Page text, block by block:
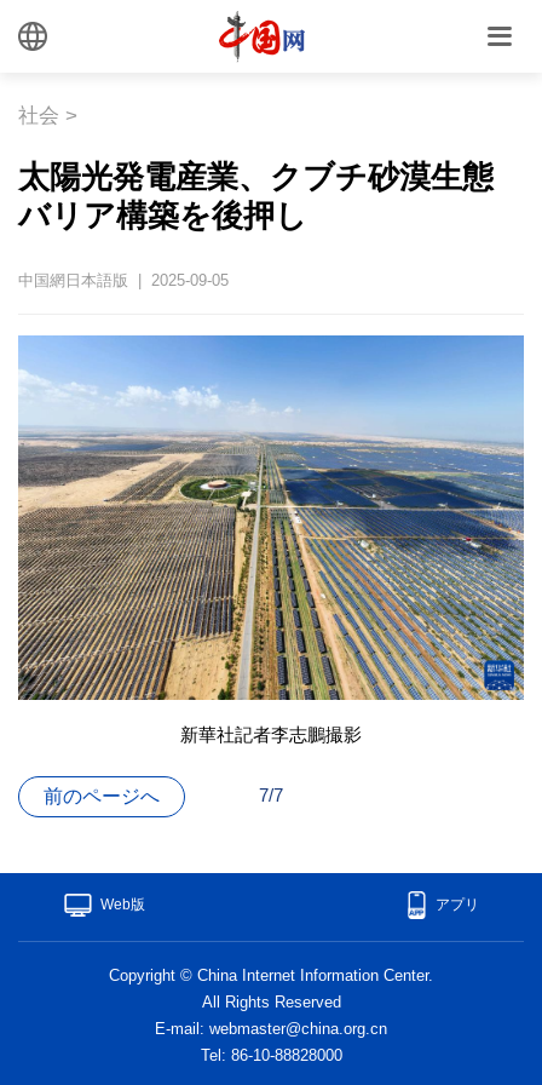
社会 >
太陽光発電産業、クブチ砂漠生態
バリア構築を後押し
中国網日本語版 | 2025-09-05
新華社記者李志鵬撮影
前のページへ 7/7
Web版 アプリ
Copyright © China Internet Information Center.
All Rights Reserved
E-mail: webmaster@china.org.cn
Tel: 86-10-88828000